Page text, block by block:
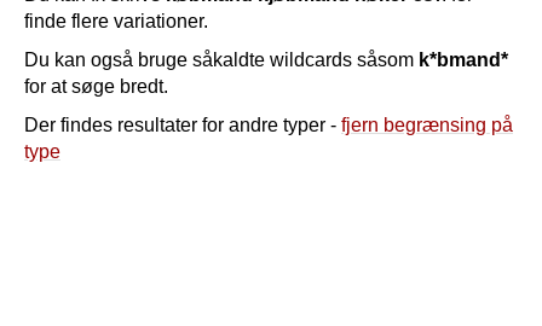
finde flere variationer.
Du kan også bruge såkaldte wildcards såsom k*bmand*
for at søge bredt.
Der findes resultater for andre typer - fjern begrænsing på
type